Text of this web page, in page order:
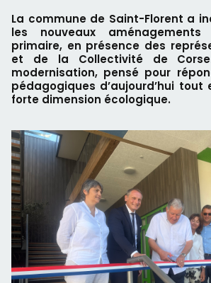
La commune de Saint-Florent a
les nouveaux
primaire, en présence des
et de la Collectivité de
modernisation, pensé pour
pédagogiques d’aujourd’hui
forte dimension écologique.